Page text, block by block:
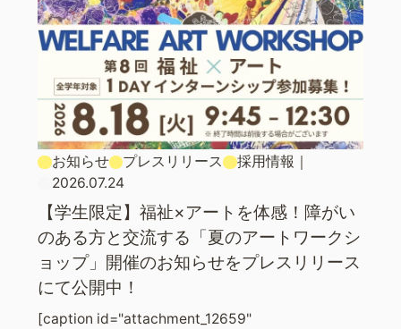
お知らせ プレスリリース 採用情報
2026.07.24
【学生限定】福祉×アートを体感！障がい
のある方と交流する「夏のアートワークシ
ョップ」開催のお知らせをプレスリリース
にて公開中！
[caption id="attachment_12659"